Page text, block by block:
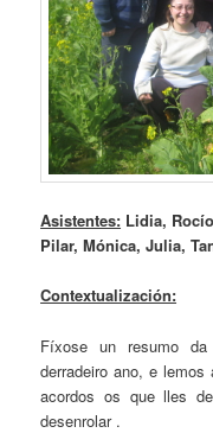
Asistentes: Lidia,
Pilar, Mónica, Julia,
Contextualización:
Fíxose un resumo
derradeiro ano, e lemos
acordos os que lles
desenrolar .